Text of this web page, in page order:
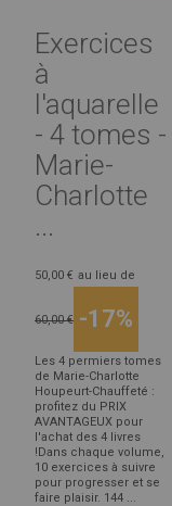
Exercices
à
l'aquarelle
- 4 tomes -
Marie-
Charlotte
...
50,00 € au lieu de
60,00 € -17%
Les 4 permiers tomes
de Marie-Charlotte
Houpeurt-Chauffeté :
profitez du PRIX
AVANTAGEUX pour
l'achat des 4 livres
!Dans chaque volume,
10 exercices à suivre
pour progresser et se
faire plaisir. 144 ...